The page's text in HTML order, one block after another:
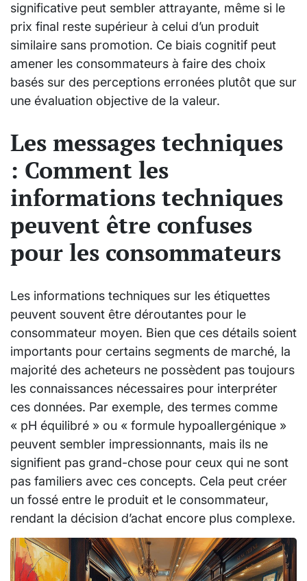
significative peut sembler attrayante, même si le
prix final reste supérieur à celui d’un produit
similaire sans promotion. Ce biais cognitif peut
amener les consommateurs à faire des choix
basés sur des perceptions erronées plutôt que sur
une évaluation objective de la valeur.
Les messages techniques
: Comment les
informations techniques
peuvent être confuses
pour les consommateurs
Les informations techniques sur les étiquettes
peuvent souvent être déroutantes pour le
consommateur moyen. Bien que ces détails soient
importants pour certains segments de marché, la
majorité des acheteurs ne possèdent pas toujours
les connaissances nécessaires pour interpréter
ces données. Par exemple, des termes comme
« pH équilibré » ou « formule hypoallergénique »
peuvent sembler impressionnants, mais ils ne
signifient pas grand-chose pour ceux qui ne sont
pas familiers avec ces concepts. Cela peut créer
un fossé entre le produit et le consommateur,
rendant la décision d’achat encore plus complexe.